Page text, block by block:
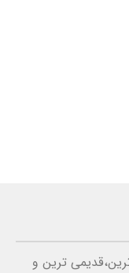
ترین و